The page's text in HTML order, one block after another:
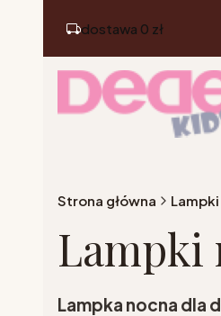
dostawa 0 zł
Strona główna
Lampki
Lampka nocna dla